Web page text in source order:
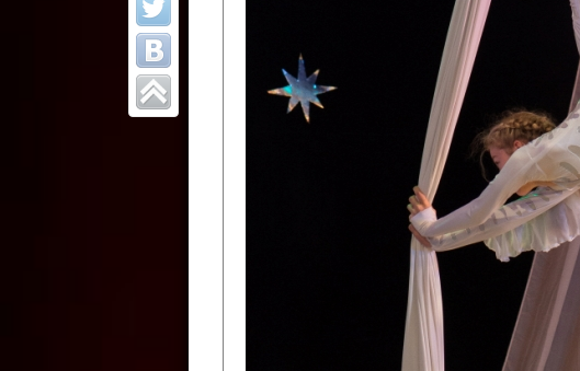
Образцовый эстрадно-цирковой
Протягайловка, г. Бендеры ,
Народный цирковой клоунский
досуговый центр «Шелковик»
культуры Приднестровской
Олег Степанович Райлян;
Народный цирковой коллектив
Григориопольского района,
Приднестровской Молдавской
Народный цирковой коллектив
Слободзейского района,
Приднестровской Молдавской